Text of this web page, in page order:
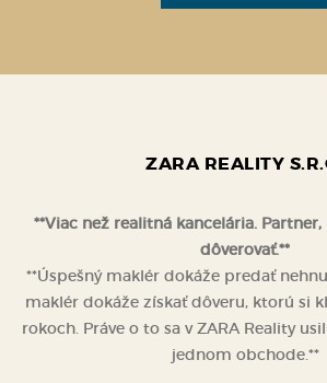
ZARA REALITY
**Viac než realitná kancelária.
dôverovať.**
**Úspešný maklér dokáže predať
maklér dokáže získať dôveru, ktorú si
rokoch. Práve o to sa v ZARA Reality
jednom obchode.**